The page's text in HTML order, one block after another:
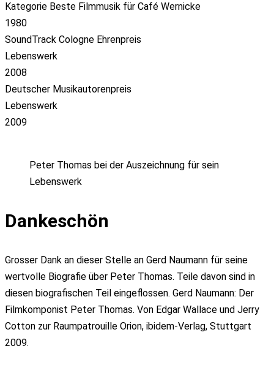
Kategorie Beste Filmmusik für Café Wernicke
1980
SoundTrack Cologne Ehrenpreis
Lebenswerk
2008
Deutscher Musikautorenpreis
Lebenswerk
2009
Peter Thomas bei der Auszeichnung für sein
Lebenswerk
Dankeschön
Grosser Dank an dieser Stelle an Gerd Naumann für seine
wertvolle Biografie über Peter Thomas. Teile davon sind in
diesen biografischen Teil eingeflossen. Gerd Naumann: Der
Filmkomponist Peter Thomas. Von Edgar Wallace und Jerry
Cotton zur Raumpatrouille Orion, ibidem-Verlag, Stuttgart
2009.